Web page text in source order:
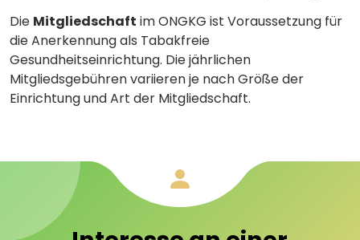
Die Mitgliedschaft im ONGKG ist Voraussetzung für
die Anerkennung als Tabakfreie
Gesundheitseinrichtung. Die jährlichen
Mitgliedsgebühren variieren je nach Größe der
Einrichtung und Art der Mitgliedschaft.